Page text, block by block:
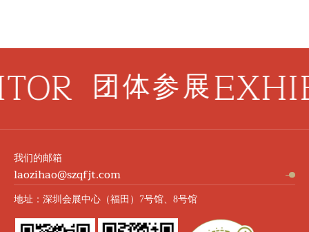
团体参展
我们的邮箱
laozihao@szqfjt.com
地址：深圳会展中心（福田）7号馆、8号馆